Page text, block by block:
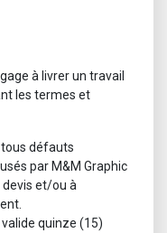
à livrer un travail
les termes et
tous défauts
par M&M Graphic
et/ou à
quinze (15)